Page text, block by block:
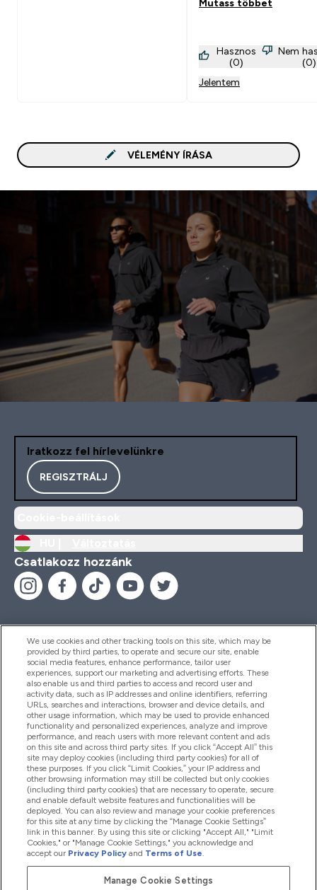
Mutass többet
Hasznos
(0)
Nem
(0)
Jelentem
VÉLEMÉNY ÍRÁSA
Iratkozz fel hírlevelünkre
REGISZTRÁLJ
Csatlakozz hozzánk
Segítség És Információ
Termékek
Céginformáció
Hűség És Jutalmak
2026 The Hut.com Ltd
We use cookies and other tracking tools on this site, which may be
provided by third parties, to operate and secure our site, enable
social media features, enhance performance, tailor user
experiences, support our marketing and advertising efforts. These
also enable us and third parties to access and record user and
activity data, such as IP addresses and online identifiers, referring
URLs, searches and interactions, browser and device details, and
other usage information, which may be used to provide enhanced
functionality and personalized experiences, analyze and improve
performance, and reach users with more relevant content and ads
on this site and across third party sites. If you click “Accept All” this
site may deploy cookies (including third party cookies) for all of
these purposes. If you click “Limit Cookies,” your IP address and
other browsing information may still be collected but only cookies
(including third party cookies) that are necessary to operate, secure
and enable default website features and functionalities will be
deployed. You can also review and manage your cookie preferences
for this site at any time by clicking the “Manage Cookie Settings”
link in this banner. By using this site or clicking "Accept All," "Limit
Cookies," or "Manage Cookie Settings," you acknowledge and
accept our Privacy Policy and Terms of Use.
Manage Cookie Settings